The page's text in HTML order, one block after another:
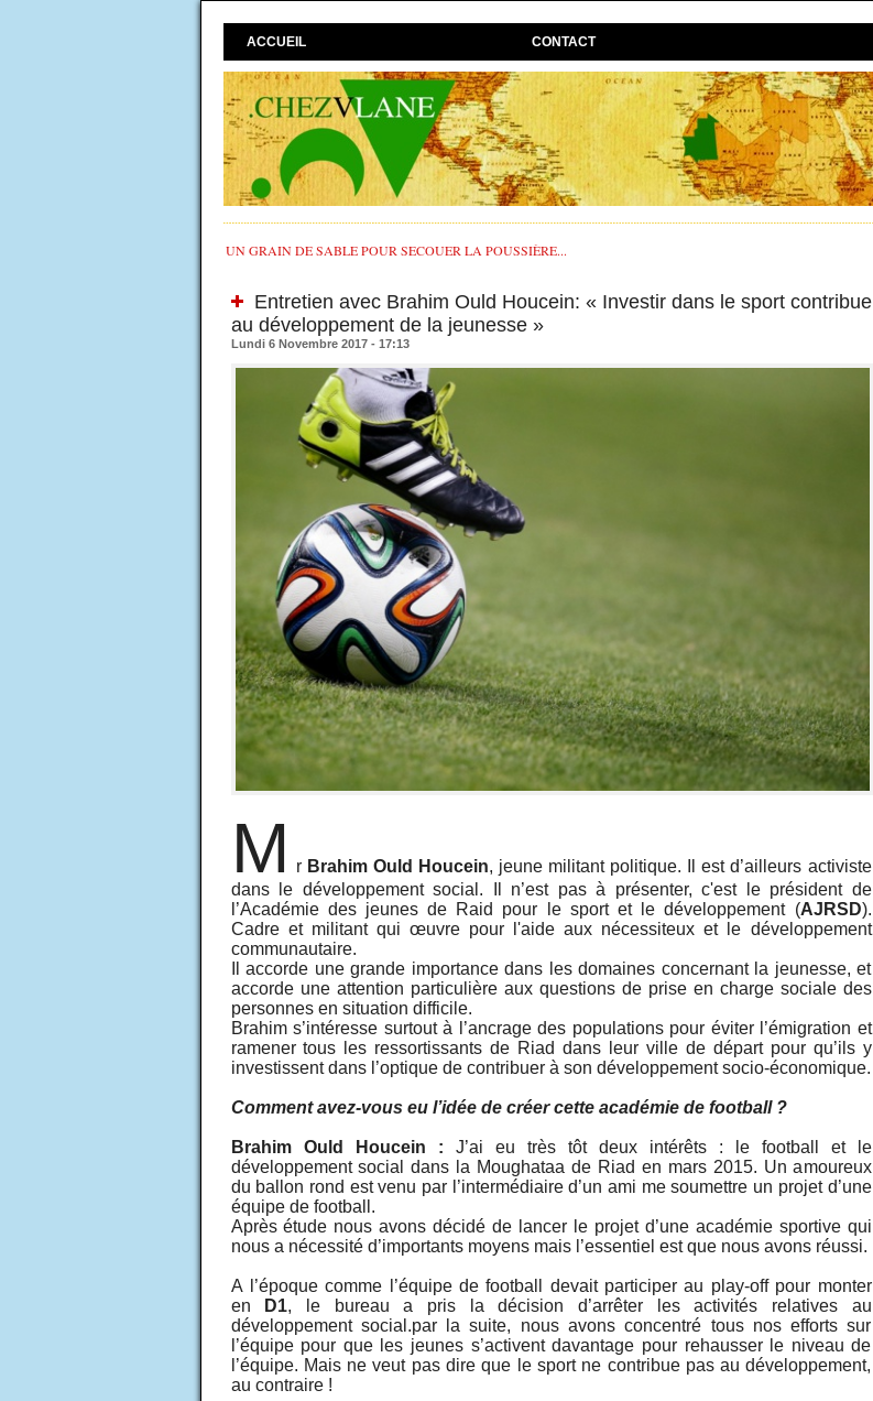
ACCUEIL CONTACT
UN GRAIN DE SABLE POUR SECOUER LA POUSSIÈRE...
Entretien avec Brahim Ould Houcein: « Investir dans le sport contribue
au développement de la jeunesse »
Lundi 6 Novembre 2017 - 17:13
M r Brahim Ould Houcein, jeune militant politique. Il est d’ailleurs activiste
dans le développement social. Il n’est pas à présenter, c'est le président de
l’Académie des jeunes de Raid pour le sport et le développement (AJRSD).
Cadre et militant qui œuvre pour l'aide aux nécessiteux et le développement
communautaire.
Il accorde une grande importance dans les domaines concernant la jeunesse, et
accorde une attention particulière aux questions de prise en charge sociale des
personnes en situation difficile.
Brahim s’intéresse surtout à l’ancrage des populations pour éviter l’émigration et
ramener tous les ressortissants de Riad dans leur ville de départ pour qu’ils y
investissent dans l’optique de contribuer à son développement socio-économique.
Comment avez-vous eu l’idée de créer cette académie de football ?
Brahim Ould Houcein : J’ai eu très tôt deux intérêts : le football et le
développement social dans la Moughataa de Riad en mars 2015. Un amoureux
du ballon rond est venu par l’intermédiaire d’un ami me soumettre un projet d’une
équipe de football.
Après étude nous avons décidé de lancer le projet d’une académie sportive qui
nous a nécessité d’importants moyens mais l’essentiel est que nous avons réussi.
A l’époque comme l’équipe de football devait participer au play-off pour monter
en
D1, le bureau a pris la décision d’arrêter les activités relatives au
développement social.par la suite, nous avons concentré tous nos efforts sur
l’équipe pour que les jeunes s’activent davantage pour rehausser le niveau de
l’équipe. Mais ne veut pas dire que le sport ne contribue pas au développement,
au contraire !